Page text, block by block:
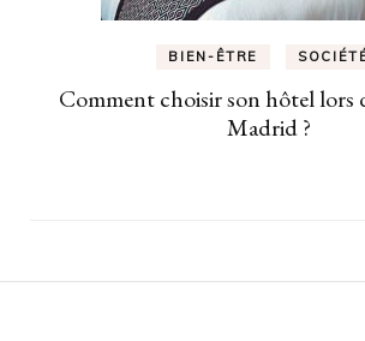
BIEN-ÊTRE
Comment choisir son hôtel lors
Madrid ?